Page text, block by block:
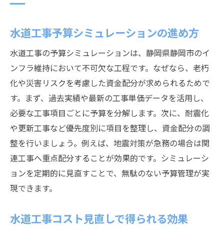
水道工事予算シミュレーションの進め方
水道工事の予算シミュレーションは、静岡県静岡市のイ
ンフラ維持において不可欠な工程です。なぜなら、老朽
化や災害リスクを考慮した資金配分が求められるためで
す。まず、過去実績や最新の工事単価データを活用し、
必要な工事項目ごとに予算を分解します。次に、耐震化
や更新工事など優先度別に項目を整理し、資金配分の調
整を行いましょう。例えば、地震対策が急務の場合は関
連工事へ重点配分することが効果的です。シミュレーシ
ョンを定期的に見直すことで、無駄のない予算管理が実
現できます。
水道工事コスト見直しで得られる効果